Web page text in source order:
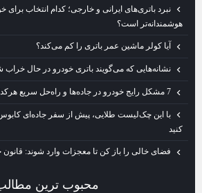
نبرد باتری‌های ایرانی و خارجی؛ کدام انتخاب برای
هوشمندانه‌تر است؟
آیا کولر ماشین عمر باتری را کم می‌کند؟
نشانه‌هایی که می‌گویند باتری خودرو در حال خراب
7 مشکل رایج خودرو در جاده‌ها و راه‌حل سریع هرکدام
با این چک‌لیست طلایی، پیش از سفر جاده‌ای کابوس
کنید
فضای خالی را باز کن تا معجزات وارد شوند: قانون
محبوب ترين مطالب